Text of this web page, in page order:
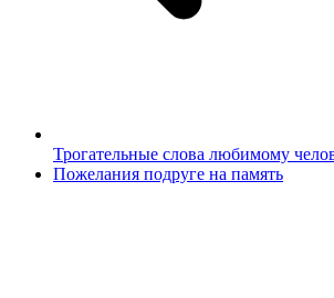
Трогательные слова любимому
Пожелания подруге на память